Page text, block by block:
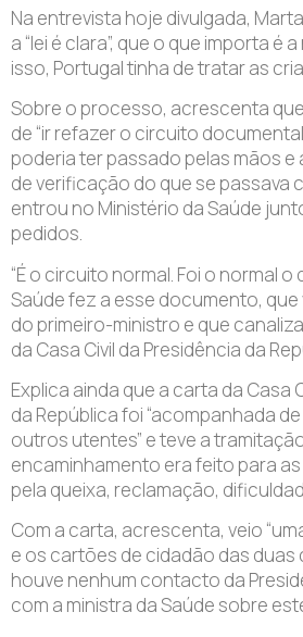
Na entrevista hoje divulgada,
a “lei é clara”, que o que importa é
isso, Portugal tinha de tratar as
Sobre o processo, acrescenta
de “ir refazer o circuito
poderia ter passado pelas mãos e
de verificação do que se passava
entrou no Ministério da Saúde
pedidos.
“É o circuito normal. Foi o normal
Saúde fez a esse documento,
do primeiro-ministro e que
da Casa Civil da Presidência da
Explica ainda que a carta da Casa
da República foi “acompanhada
outros utentes” e teve a
encaminhamento era feito para
pela queixa, reclamação,
Com a carta, acrescenta, veio
e os cartões de cidadão das duas
houve nenhum contacto da
com a ministra da Saúde sobre